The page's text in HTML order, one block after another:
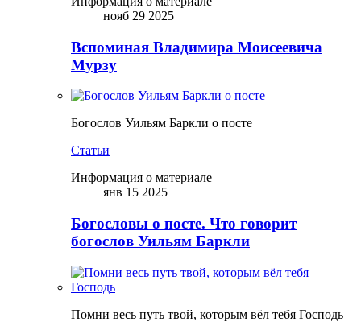
нояб 29 2025
Вспоминая Владимира Моисеевича
Мурзу
Богослов Уильям Баркли о посте
Статьи
Информация о материале
янв 15 2025
Богословы о посте. Что говорит
богослов Уильям Баркли
Помни весь путь твой, которым вёл тебя Господь